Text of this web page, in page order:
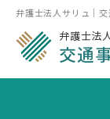
弁護士法人サリュ｜
弁護士法
交通